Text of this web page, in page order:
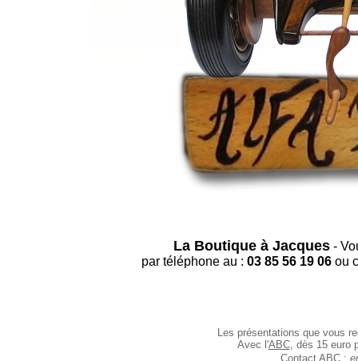
La Boutique à Jacques -
par téléphone au : 03 85 56 19 06 ou
Les présentations que vous
Avec l'ABC, dès 15 euro
Contact ABC :